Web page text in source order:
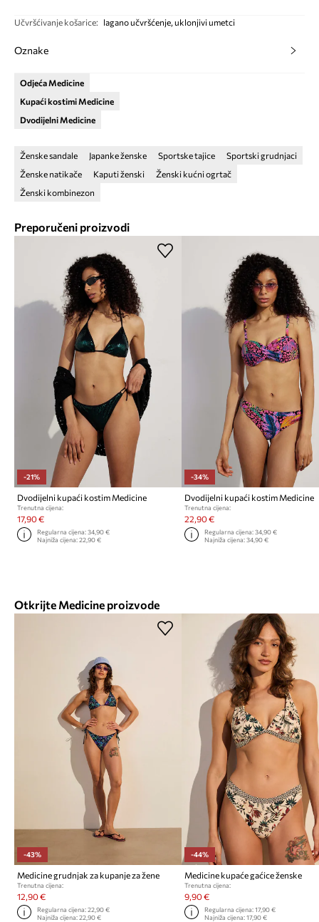
Učvršćivanje košarice: lagano učvršćenje, uklonjivi umetci
Oznake
Odjeća Medicine
Kupaći kostimi Medicine
Dvodijelni Medicine
Ženske sandale Japanke ženske Sportske tajice
Sportski grudnjaci
Ženske natikače
Kaputi ženski
Ženski kućni ogrtač
Ženski kombinezon
Preporučeni proizvodi
-21%
Dvodijelni kupaći kostim Medicine
Trenutna cijena:
17,90 €
Regularna cijena:34,90 €
Najniža cijena:22,90 €
-34%
Dvodijelni kupaći kostim Medicine
Trenutna cijena:
22,90 €
Regularna cijena: 34,90 €
Najniža cijena: 34,90 €
Otkrijte Medicine proizvode
-43%
Medicine grudnjak za kupanje za žene
Trenutna cijena:
12,90 €
Regularna cijena:22,90 €
Najniža cijena:22,90 €
-44%
Medicine kupaće gaćice ženske
Trenutna cijena:
9,90 €
Regularna cijena: 17,90 €
Najniža cijena: 17,90 €